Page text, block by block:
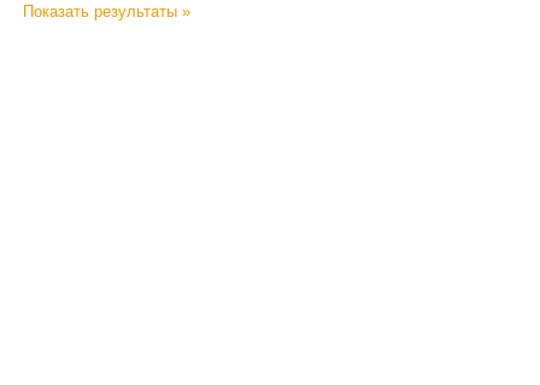
Показать результаты »